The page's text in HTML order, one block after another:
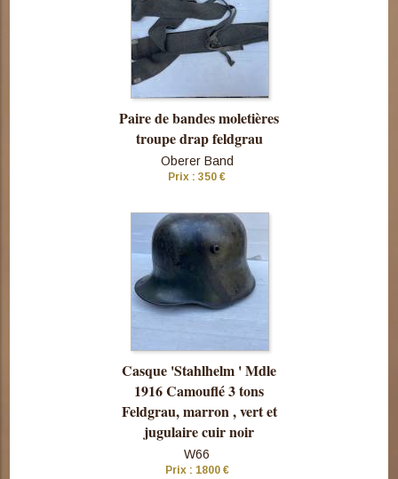
cette pièce
Paire de bandes moletières
troupe drap feldgrau
Oberer Band
Prix : 350 €
Consulter
cette pièce
Casque 'Stahlhelm ' Mdle
1916 Camouflé 3 tons
Feldgrau, marron , vert et
jugulaire cuir noir
W66
Prix : 1800 €